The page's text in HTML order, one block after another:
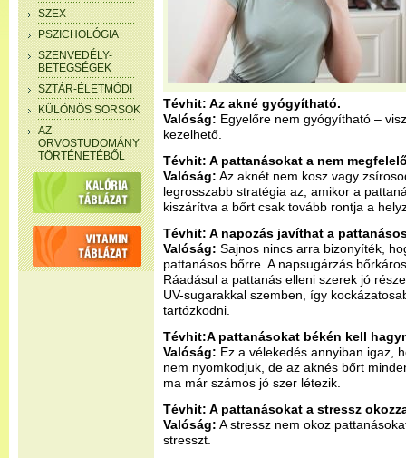
SZEX
PSZICHOLÓGIA
SZENVEDÉLY-
BETEGSÉGEK
SZTÁR-ÉLETMÓDI
KÜLÖNÖS SORSOK
AZ
ORVOSTUDOMÁNY
TÖRTÉNETÉBŐL
Tévhit: Az akné gyógyítható.
Valóság: Egyelőre nem gyógyítható –
kezelhető.
Tévhit: A pattanásokat a nem
Valóság: Az aknét nem kosz vagy
legrosszabb stratégia az, amikor a
kiszárítva a bőrt csak tovább rontja a
Tévhit: A napozás javíthat a
Valóság: Sajnos nincs arra bizonyíték,
pattanásos bőrre. A napsugárzás
Ráadásul a pattanás elleni szerek jó
UV-sugarakkal szemben, így
tartózkodni.
Tévhit:A pattanásokat békén kell
Valóság: Ez a vélekedés annyiban igaz,
nem nyomkodjuk, de az aknés bőrt
ma már számos jó szer létezik.
Tévhit: A pattanásokat a stressz
Valóság: A stressz nem okoz
stresszt.